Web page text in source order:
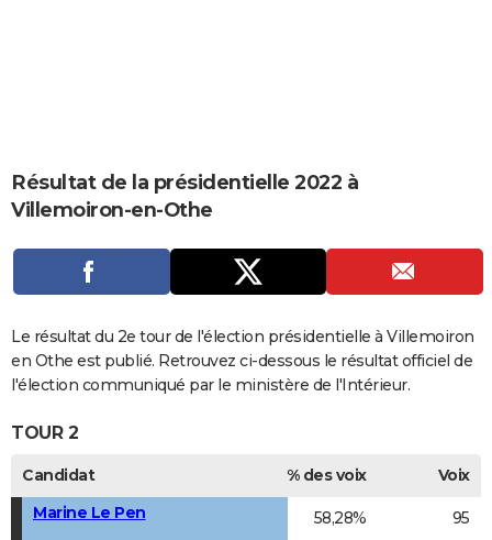
Carte de Noël
Carte Bonne année
Carte Saint-Valentin
Carte Pâques
Carte d'anniversaire
DICTIONNAIRE
PROGRAMME TV
COPAINS D'AVANT
S'inscrire
Se connecter
Lycées
Collèges
Primaires
Universités
Entreprises
Service militaire
Avis de recherche
AVIS DE DÉCÈS
FORUM
Bricolage
Lifestyle
Culture
Sport
Auto
Television
Voyage
Cinema
Résultat de la présidentielle 2022 à
Villemoiron-en-Othe
Le résultat du 2e tour de l'élection présidentielle à Villemoiron
en Othe est publié. Retrouvez ci-dessous le résultat officiel de
l'élection communiqué par le ministère de l'Intérieur.
TOUR 2
Candidat % des voix
Voix
Marine Le Pen
58,28% 95